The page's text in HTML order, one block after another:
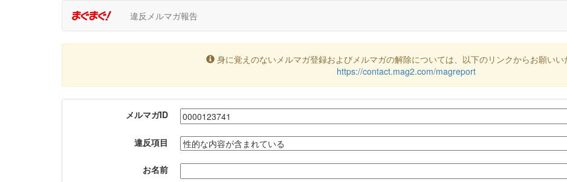
違反メルマガ報告
身に覚えのないメルマガ登録およびメルマガの解除については、以下のリンクからお願いい
https://contact.mag2.com/magreport
メルマガID
違反項目
お名前